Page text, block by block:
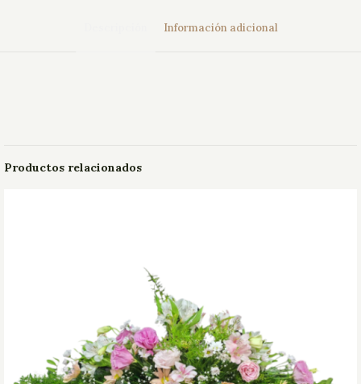
Información adicional
Productos relacionados